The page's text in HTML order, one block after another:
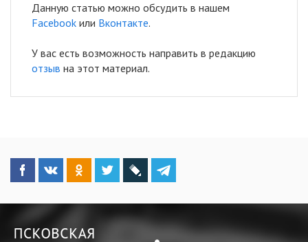
Данную статью можно обсудить в нашем
Facebook или Вконтакте.
У вас есть возможность направить в редакцию
отзыв на этот материал.